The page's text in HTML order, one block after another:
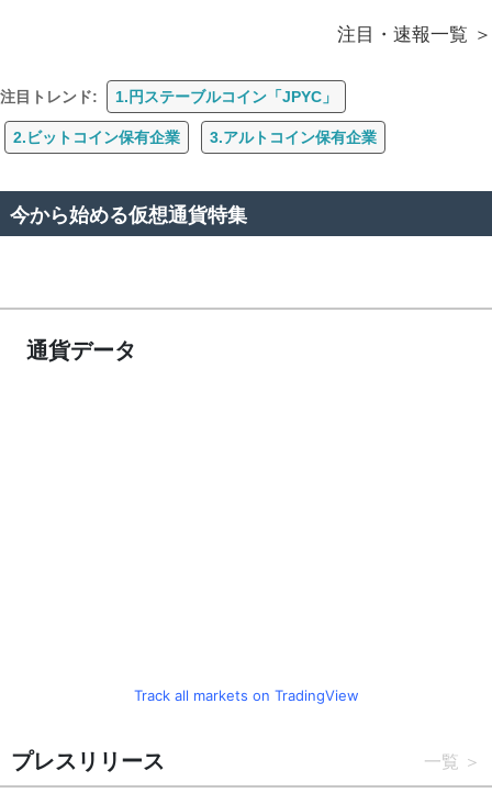
注目・速報一覧
注目トレンド: 1.円ステーブルコイン「JPYC」
2.ビットコイン保有企業 3.アルトコイン保有企業
今から始める仮想通貨特集
通貨データ
Track all markets on TradingView
プレスリリース 一覧